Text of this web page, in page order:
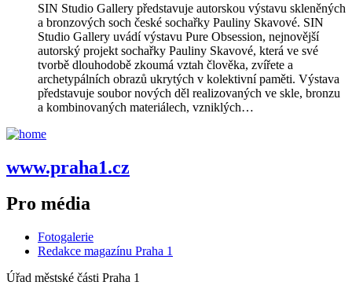
SIN Studio Gallery představuje autorskou výstavu skleněných
a bronzových soch české sochařky Pauliny Skavové. SIN
Studio Gallery uvádí výstavu Pure Obsession, nejnovější
autorský projekt sochařky Pauliny Skavové, která ve své
tvorbě dlouhodobě zkoumá vztah člověka, zvířete a
archetypálních obrazů ukrytých v kolektivní paměti. Výstava
představuje soubor nových děl realizovaných ve skle, bronzu
a kombinovaných materiálech, vzniklých…
www.praha1.cz
Pro média
Fotogalerie
Redakce magazínu Praha 1
Úřad městské části Praha 1